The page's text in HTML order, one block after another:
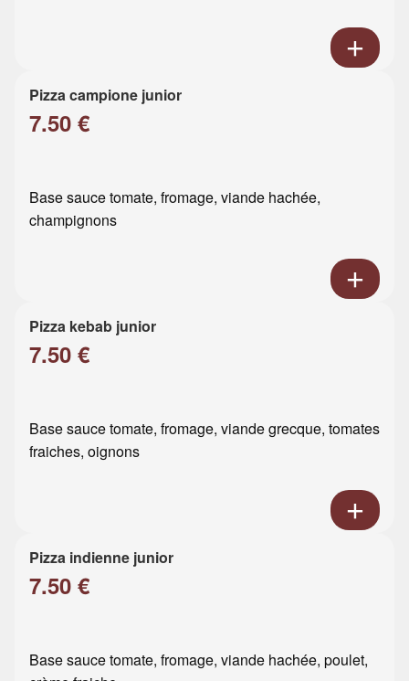
Pizza campione junior
7.50 €
Base sauce tomate, fromage, viande hachée,
champignons
Pizza kebab junior
7.50 €
Base sauce tomate, fromage, viande grecque, tomates
fraiches, oignons
Pizza indienne junior
7.50 €
Base sauce tomate, fromage, viande hachée, poulet,